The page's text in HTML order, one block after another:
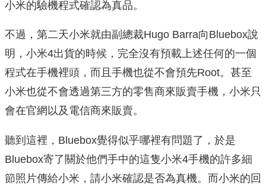
小米的驗機程式確認為真品。
不過，第二天小米就由副總裁Hugo Barra向Bluebox說
明，小米4出貨的時候，完全沒有預載上述任何的一個
程式在手機裡頭，而且手機也從不會預先Root。甚至
小米也從不會透過第三方的零售商來販賣手機，小米只
會在官網以及電信商來販賣。
聽到這裡，Bluebox覺得似乎哪裡有問題了，於是
Bluebox寄了關於他們手中的這隻小米4手機的許多細
節照片傳給小米，請小米確認是否為真機。而小米的回